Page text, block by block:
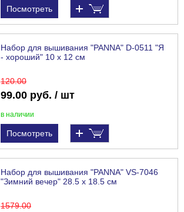
Посмотреть
Набор для вышивания "PANNA" D-0511 "Я
- хороший" 10 х 12 см
120.00
99.00 руб. / шт
в наличии
Посмотреть
Набор для вышивания "PANNA" VS-7046
"Зимний вечер" 28.5 х 18.5 см
1579.00